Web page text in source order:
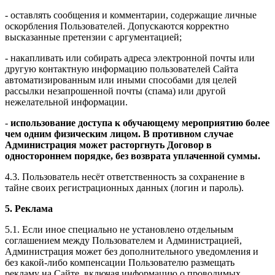
- оставлять сообщения и комментарии, содержащие личные
оскорбления Пользователей. Допускаются корректно
высказанные претензии с аргументацией;
- накапливать или собирать адреса электронной почты или
другую контактную информацию пользователей Сайта
автоматизированным или иными способами для целей
рассылки незапрошенной почты (спама) или другой
нежелательной информации.
- использование доступа к обучающему мероприятию более
чем одним физическим лицом. В противном случае
Администрация может расторгнуть Договор в
одностороннем порядке, без возврата уплаченной суммы.
4.3. Пользователь несёт ответственность за сохранение в
тайне своих регистрационных данных (логин и пароль).
5. Реклама
5.1. Если иное специально не установлено отдельным
соглашением между Пользователем и Администрацией,
Администрация может без дополнительного уведомления и
без какой-либо компенсации Пользователю размещать